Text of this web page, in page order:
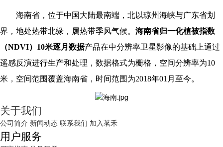
海南省，位于中国大陆最南端，北以琼州海峡与广东省划
界，地处热带北缘，属热带季风气候。 海南省归一化植被指数
（NDVI）10米逐月数据产品在中分辨率卫星影像的基础上通过
遥感反演进行生产和处理，数据格式为栅格，空间分辨率为10
米，空间范围覆盖海南省，时间范围为2018年01月至今。
关于我们
公司简介 新闻动态 联系我们 加入茗禾
用户服务